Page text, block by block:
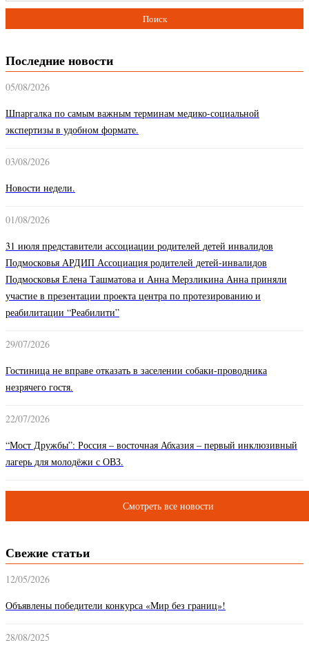
Последние новости
05/08/2026
Шпаргалка по самым важным терминам медико-социальной
экспертизы в удобном формате.
03/08/2026
Новости недели.
01/08/2026
31 июля представители ассоциации родителей детей инвалидов
Подмосковья АРДИП Ассоциация родителей детей-инвалидов
Подмосковья Елена Ташматова и Анна Мерзликина Анна приняли
участие в презентации проекта центра по протезированию и
реабилитации “Реабилити”
29/07/2026
Гостиница не вправе отказать в заселении собаки-проводника
незрячего гостя.
22/07/2026
“Мост Дружбы”: Россия – восточная Абхазия – первый инклюзивный
лагерь для молодёжи с ОВЗ.
Смотреть все новости
Свежие статьи
12/05/2026
Объявлены победители конкурса «Мир без границ»!
28/08/2025